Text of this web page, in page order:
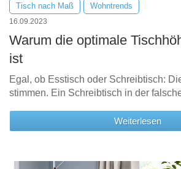
Tisch nach Maß Wohntrends
16.09.2023
Warum die optimale
ist
Egal, ob Esstisch oder Schreibtisch:
stimmen. Ein Schreibtisch in der
Weiterlesen